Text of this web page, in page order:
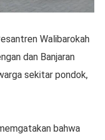
Walibarokah
dan Banjaran
sekitar pondok,
bahwa